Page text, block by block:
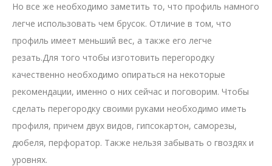
Но все же необходимо заметить то, что профиль намного
легче использовать чем брусок. Отличие в том, что
профиль имеет меньший вес, а также его легче
резать.Для того чтобы изготовить перегородку
качественно необходимо опираться на некоторые
рекомендации, именно о них сейчас и поговорим. Чтобы
сделать перегородку своими руками необходимо иметь
профиля, причем двух видов, гипсокартон, саморезы,
дюбеля, перфоратор. Также нельзя забывать о гвоздях и
уровнях.